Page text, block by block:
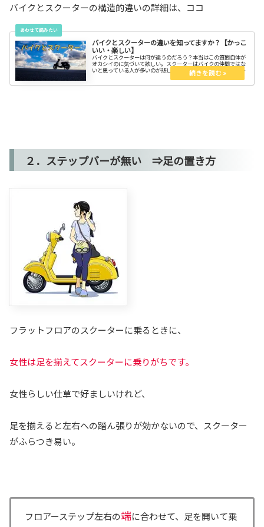
バイクとスクーターの構造的違いの詳細は、ココ
バイクとスクーターの違いを知ってますか？【かっこ
いい・楽しい】
バイクとスクーターは何が違うのだろう？本当はこの質問自体が
オカシイのに気づいて欲しい。スクーターはバイクの仲間ではな
いと思っている人が多いのが悲しいですね。エヤーもしない。バ
イクとスクーターの違いを知ってスッキリしよう。スクーターも
侮れない！
２．ステップバーが無い ⇒足の置き方
フラットフロアのスクーターに乗るときに、
女性は足を揃えてスクーターに乗りがちです。
女性らしい仕草で好ましいけれど、
足を揃えると左右への踏ん張りが効かないので、スクーター
がふらつき易い。
フロアーステップ左右の端に合わせて、足を開いて乗